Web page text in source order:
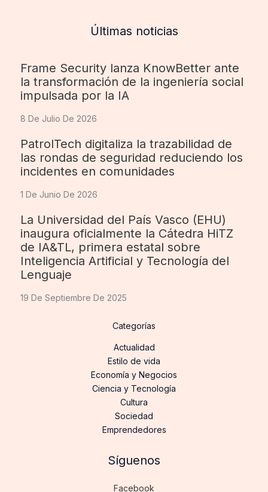
Últimas noticias
Frame Security lanza KnowBetter ante
la transformación de la ingeniería social
impulsada por la IA
8 De Julio De 2026
PatrolTech digitaliza la trazabilidad de
las rondas de seguridad reduciendo los
incidentes en comunidades
1 De Junio De 2026
La Universidad del País Vasco (EHU)
inaugura oficialmente la Cátedra HiTZ
de IA&TL, primera estatal sobre
Inteligencia Artificial y Tecnología del
Lenguaje
19 De Septiembre De 2025
Categorías
Actualidad
Estilo de vida
Economía y Negocios
Ciencia y Tecnología
Cultura
Sociedad
Emprendedores
Síguenos
Facebook